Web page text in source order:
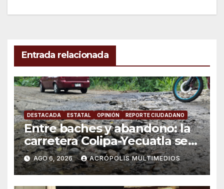
Entrada relacionada
DESTACADA ESTATAL OPINIÓN REPORTE CIUDADANO
Entre baches y abandono: la
carretera Colipa-Yecuatla se
convierte en un riesgo diario
AGO 6, 2026 ACRÓPOLIS MULTIMEDIOS